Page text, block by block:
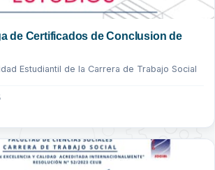
de Certificados de Conclusion de
Estudiantil de la Carrera de Trabajo Social